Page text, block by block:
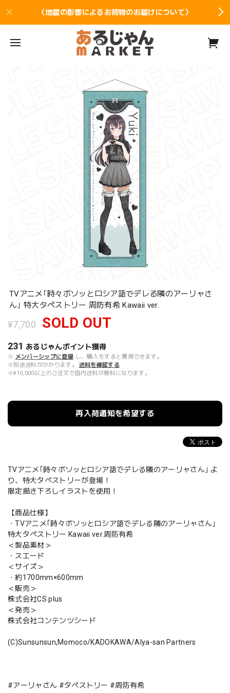
〈地震の影響によるお荷物のお届けについて〉
TVアニメ｢時々ボソッとロシア語でデレる隣のアーリャさ
ん｣ 特大タペストリー 周防有希 Kawaii ver.
¥7,700 SOLD OUT
231 あるじゃんポイント獲得
※ メンバーシップに登録 し、購入をすると獲得できます。
※別途送料がかかります。
送料を確認する
※¥10,000以上のご注文で国内送料が無料になります。
再入荷通知を希望する
TVアニメ｢時々ボソッとロシア語でデレる隣のアーリャさん｣ よ
り、特大タペストリーが登場！
限定描き下ろしイラストを使用！
【商品仕様】
・TVアニメ｢時々ボソッとロシア語でデレる隣のアーリャさん｣
特大タペストリー Kawaii ver.周防有希
＜製品素材＞
・スエード
＜サイズ＞
・約1700mm×600mm
＜販売＞
株式会社CS plus
＜発売＞
株式会社コンテンツシード
(C)Sunsunsun,Momoco/KADOKAWA/Alya-san Partners
#アーリャさん #タペストリー #周防有希